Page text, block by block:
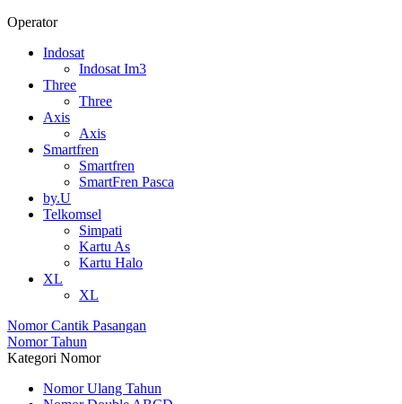
Operator
Indosat
Indosat Im3
Three
Three
Axis
Axis
Smartfren
Smartfren
SmartFren Pasca
by.U
Telkomsel
Simpati
Kartu As
Kartu Halo
XL
XL
Nomor Cantik Pasangan
Nomor Tahun
Kategori Nomor
Nomor Ulang Tahun